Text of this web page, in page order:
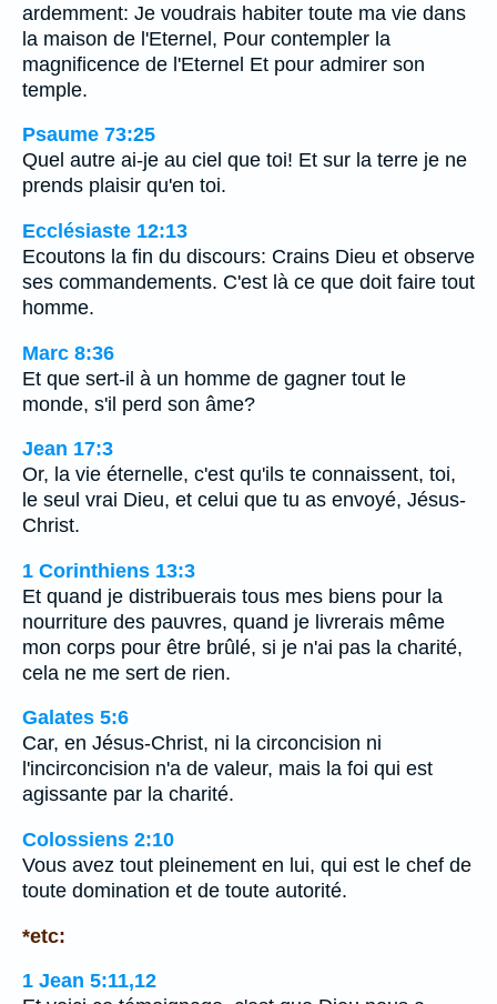
ardemment: Je voudrais habiter toute ma vie dans
la maison de l'Eternel, Pour contempler la
magnificence de l'Eternel Et pour admirer son
temple.
Psaume 73:25
Quel autre ai-je au ciel que toi! Et sur la terre je ne
prends plaisir qu'en toi.
Ecclésiaste 12:13
Ecoutons la fin du discours: Crains Dieu et observe
ses commandements. C'est là ce que doit faire tout
homme.
Marc 8:36
Et que sert-il à un homme de gagner tout le
monde, s'il perd son âme?
Jean 17:3
Or, la vie éternelle, c'est qu'ils te connaissent, toi,
le seul vrai Dieu, et celui que tu as envoyé, Jésus-
Christ.
1 Corinthiens 13:3
Et quand je distribuerais tous mes biens pour la
nourriture des pauvres, quand je livrerais même
mon corps pour être brûlé, si je n'ai pas la charité,
cela ne me sert de rien.
Galates 5:6
Car, en Jésus-Christ, ni la circoncision ni
l'incirconcision n'a de valeur, mais la foi qui est
agissante par la charité.
Colossiens 2:10
Vous avez tout pleinement en lui, qui est le chef de
toute domination et de toute autorité.
*etc:
1 Jean 5:11,12